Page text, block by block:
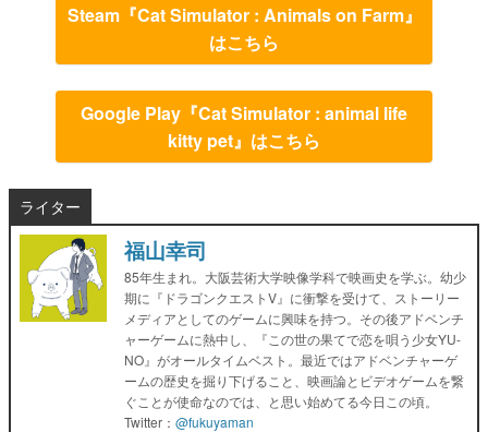
Steam『Cat Simulator : Animals on Farm』
はこちら
Google Play『Cat Simulator : animal life
kitty pet』はこちら
ライター
福山幸司
85年生まれ。大阪芸術大学映像学科で映画史を学ぶ。幼少
期に『ドラゴンクエストV』に衝撃を受けて、ストーリー
メディアとしてのゲームに興味を持つ。その後アドベンチ
ャーゲームに熱中し、『この世の果てで恋を唄う少女YU-
NO』がオールタイムベスト。最近ではアドベンチャーゲ
ームの歴史を掘り下げること、映画論とビデオゲームを繋
ぐことが使命なのでは、と思い始めてる今日この頃。
Twitter： @fukuyaman